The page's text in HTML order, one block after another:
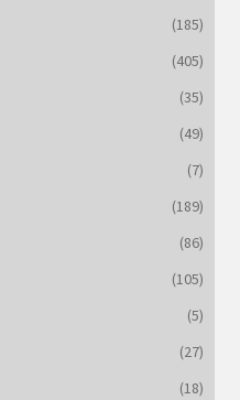
(185)
(405)
(35)
(49)
(7)
(189)
(86)
(105)
(5)
(27)
(18)